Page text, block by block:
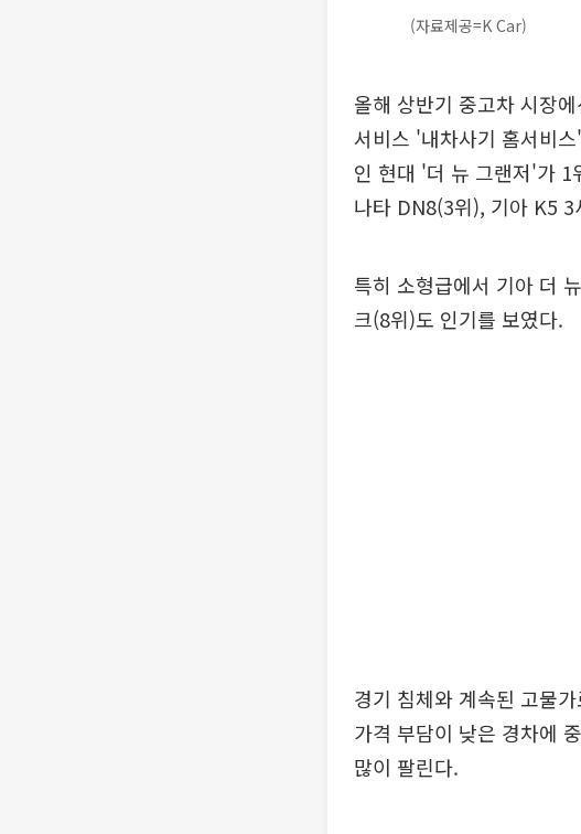
(자료제공=K Car)
올해 상반기 중고차 시장
서비스 '내차사기 홈서비
인 현대 '더 뉴 그랜저'가 1
나타 DN8(3위), 기아 K5
특히 소형급에서 기아 더
크(8위)도 인기를 보였다.
경기 침체와 계속된 고물
가격 부담이 낮은 경차에
많이 팔린다.